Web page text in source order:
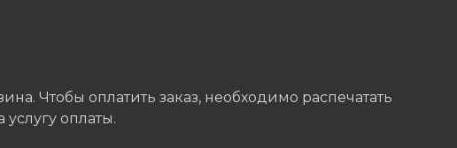
Чтобы оплатить заказ, необходимо распечатать
оплаты.